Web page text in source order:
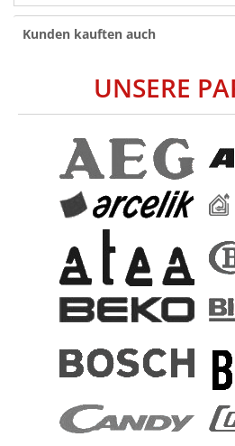
Kunden kauften auch
UNSERE